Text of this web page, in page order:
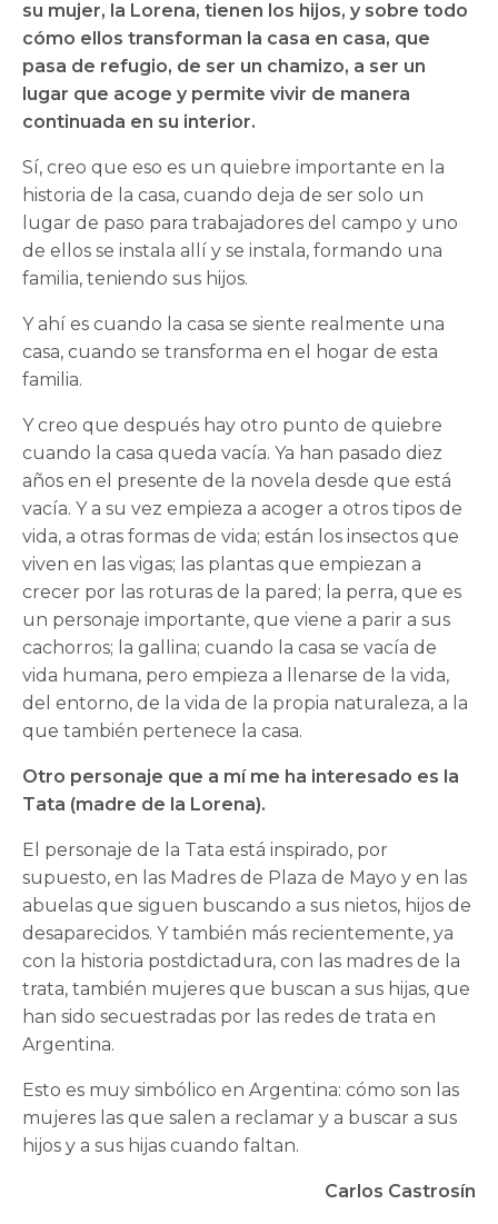
su mujer, la Lorena, tienen los hijos, y sobre todo
cómo ellos transforman la casa en casa, que
pasa de refugio, de ser un chamizo, a ser un
lugar que acoge y permite vivir de manera
continuada en su interior.
Sí, creo que eso es un quiebre importante en la
historia de la casa, cuando deja de ser solo un
lugar de paso para trabajadores del campo y uno
de ellos se instala allí y se instala, formando una
familia, teniendo sus hijos.
Y ahí es cuando la casa se siente realmente una
casa, cuando se transforma en el hogar de esta
familia.
Y creo que después hay otro punto de quiebre
cuando la casa queda vacía. Ya han pasado diez
años en el presente de la novela desde que está
vacía. Y a su vez empieza a acoger a otros tipos de
vida, a otras formas de vida; están los insectos que
viven en las vigas; las plantas que empiezan a
crecer por las roturas de la pared; la perra, que es
un personaje importante, que viene a parir a sus
cachorros; la gallina; cuando la casa se vacía de
vida humana, pero empieza a llenarse de la vida,
del entorno, de la vida de la propia naturaleza, a la
que también pertenece la casa.
Otro personaje que a mí me ha interesado es la
Tata (madre de la Lorena).
El personaje de la Tata está inspirado, por
supuesto, en las Madres de Plaza de Mayo y en las
abuelas que siguen buscando a sus nietos, hijos de
desaparecidos. Y también más recientemente, ya
con la historia postdictadura, con las madres de la
trata, también mujeres que buscan a sus hijas, que
han sido secuestradas por las redes de trata en
Argentina.
Esto es muy simbólico en Argentina: cómo son las
mujeres las que salen a reclamar y a buscar a sus
hijos y a sus hijas cuando faltan.
Carlos Castrosín